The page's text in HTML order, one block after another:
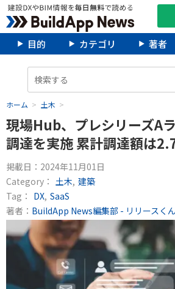
目的 カテゴリ 著者
ホーム 土木
現場Hub、プレシリーズA
調達を実施 累計調達額は
掲載日： 2024年11月01日
Category： 土木 建築
Tag： DX SaaS
著者： BuildApp News編集部 - リリースくん